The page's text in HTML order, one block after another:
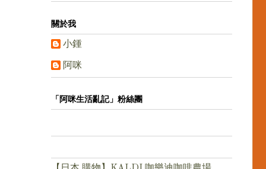
關於我
小鍾
阿咪
「阿咪生活亂記」粉絲團